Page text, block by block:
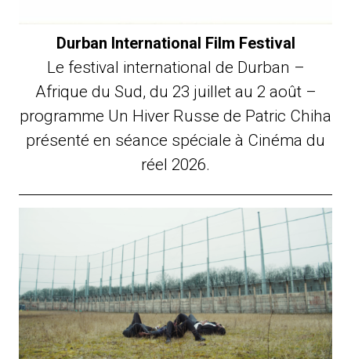
Durban International Film Festival
Le festival international de Durban –
Afrique du Sud, du 23 juillet au 2 août –
programme Un Hiver Russe de Patric Chiha
présenté en séance spéciale à Cinéma du
réel 2026.